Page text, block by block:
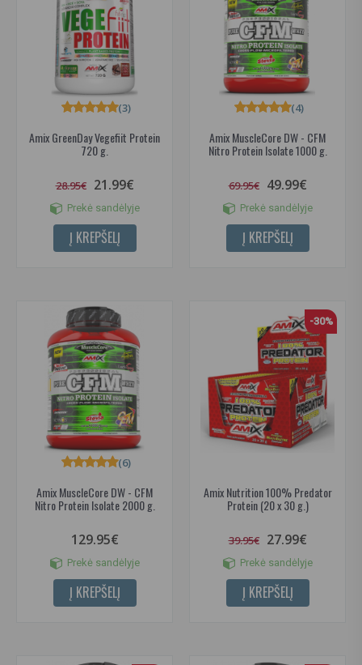
Amix GreenDay Vegefiit Protein
720 g.
(3)
28.95€ 21.99€
Prekė sandėlyje
Į KREPŠELĮ
Amix MuscleCore DW - CFM
Nitro Protein Isolate 1000 g.
(4)
69.95€ 49.99€
Prekė sandėlyje
Į KREPŠELĮ
Amix MuscleCore DW - CFM
Nitro Protein Isolate 2000 g.
(6)
129.95€
Prekė sandėlyje
Į KREPŠELĮ
-30%
Amix Nutrition 100% Predator
Protein (20 x 30 g.)
39.95€ 27.99€
Prekė sandėlyje
Į KREPŠELĮ